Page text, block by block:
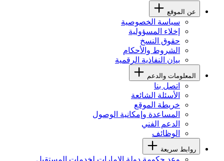
عن الموقع
سياسة الخصوصية
إخلاء المسؤولية
حقوق النسخ
الشروط والأحكام
بيان النفاذية الرقمية
المعلومات والدعم
اتصل بنا
الأسئلة الشائعة
خريطة الموقع
المساعدة وإمكانية الوصول
الدعم الفني
الوظائف
روابط سريعة